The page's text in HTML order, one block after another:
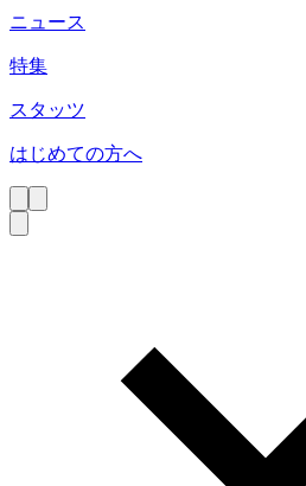
ニュース
特集
スタッツ
はじめての方へ